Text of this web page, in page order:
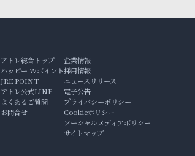
アトレ総合トップ
ハッピー Wポイント
JRE POINT
アトレ公式LINE
よくあるご質問
お問合せ
企業情報
採用情報
ニュースリリース
電子公告
プライバシーポリシー
Cookieポリシー
ソーシャルメディアポリシー
サイトマップ